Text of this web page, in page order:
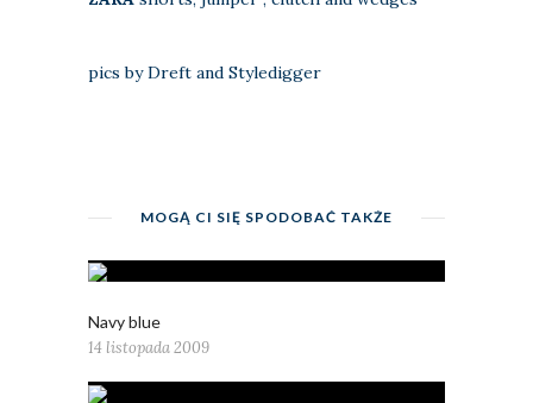
pics by Dreft and Styledigger
MOGĄ CI SIĘ SPODOBAĆ TAKŻE
Navy blue
14 listopada 2009